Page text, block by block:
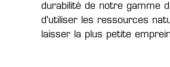
durabilité de notre gamme
d'utiliser les ressources
laisser la plus petite